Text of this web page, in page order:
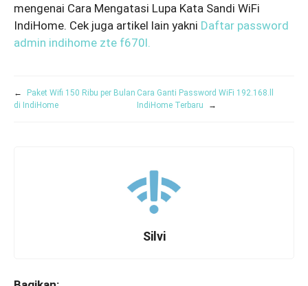
mengenai Cara Mengatasi Lupa Kata Sandi WiFi
IndiHome. Cek juga artikel lain yakni Daftar password
admin indihome zte f670l.
←
Paket Wifi 150 Ribu per Bulan
di IndiHome
Cara Ganti Password WiFi 192.168.ll
IndiHome Terbaru
→
Silvi